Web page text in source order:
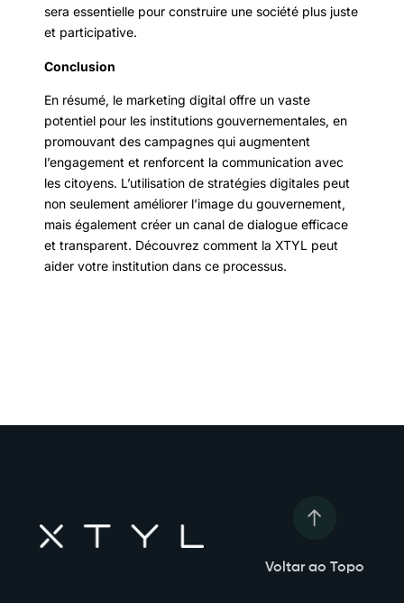
sera essentielle pour construire une société plus juste
et participative.
Conclusion
En résumé, le marketing digital offre un vaste
potentiel pour les institutions gouvernementales, en
promouvant des campagnes qui augmentent
l’engagement et renforcent la communication avec
les citoyens. L’utilisation de stratégies digitales peut
non seulement améliorer l’image du gouvernement,
mais également créer un canal de dialogue efficace
et transparent. Découvrez comment la XTYL peut
aider votre institution dans ce processus.
Voltar ao Topo